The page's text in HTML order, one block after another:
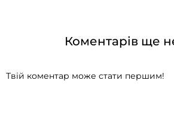
Коментарів ще
Твій коментар може стати першим!